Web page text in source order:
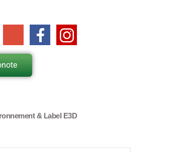
& Label E3D